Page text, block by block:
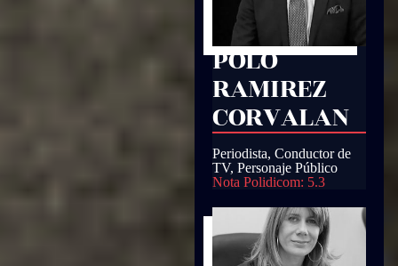
POLO
RAMIREZ
CORVALAN
Periodista, Conductor de
TV, Personaje Público
Nota Polidicom: 5.3